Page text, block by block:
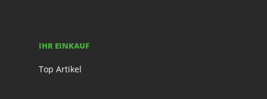
IHR EINKAUF
Top Artikel